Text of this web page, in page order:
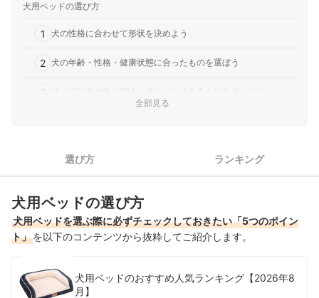
犬用ベッドの選び方
1 犬の性格に合わせて形状を決めよう
2 犬の年齢・性格・健康状態に合ったものを選ぼう
3 サイズは犬の体を採寸してぴったり合うものをチョイス
洗える犬用ベッド全15商品おすすめ人気ランキング
洗える犬用ベッドの売れ筋ランキングもチェック！
全部見る
選び方 ランキング
犬用ベッドの選び方
犬用ベッドを選ぶ際に必ずチェックしておきたい「5つのポイン
ト」を以下のコンテンツから抜粋してご紹介します。
犬用ベッドのおすすめ人気ランキング【2026年8
月】